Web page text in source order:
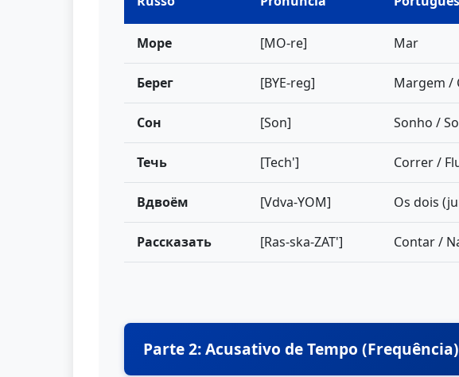
Море [MO-re] Mar
Берег [BYE-reg] Margem /
Сон [Son] Sonho /
Течь [Tech'] Correr /
Вдвоём [Vdva-YOM] Os dois
Рассказать [Ras-ska-ZAT'] Contar /
Parte 2: Acusativo de Tempo (Frequência)